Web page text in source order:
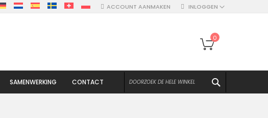
INLOGGEN
ACCOUNT AANMAKEN
Winkelwagen
0
SAMENWERKING CONTACT